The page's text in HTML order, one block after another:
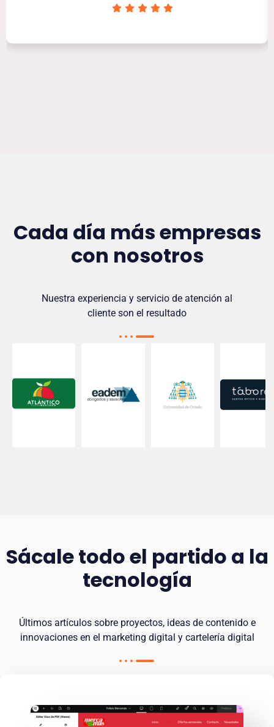
Cada día más empresas
con nosotros
Nuestra experiencia y servicio de atención al
cliente son el resultado
Sácale todo el partido a la
tecnología
Últimos artículos sobre proyectos, ideas de contenido e
innovaciones en el marketing digital y cartelería digital